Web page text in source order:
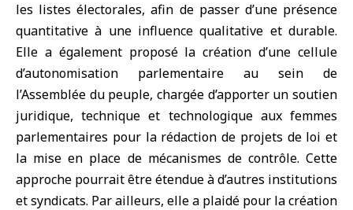
les listes électorales, afin de passer d’une présence
quantitative à une influence qualitative et durable.
Elle a également proposé la création d’une cellule
d’autonomisation parlementaire au sein de
l’Assemblée du peuple, chargée d’apporter un soutien
juridique, technique et technologique aux femmes
parlementaires pour la rédaction de projets de loi et
la mise en place de mécanismes de contrôle. Cette
approche pourrait être étendue à d’autres institutions
et syndicats. Par ailleurs, elle a plaidé pour la création